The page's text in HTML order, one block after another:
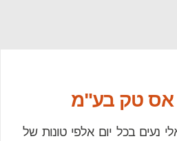
אס טק בע"מ
נעים בכל יום אלפי טונות של